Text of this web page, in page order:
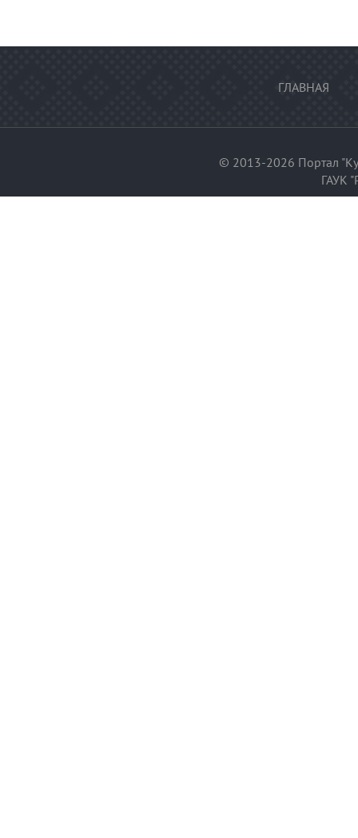
ГЛАВНАЯ
© 2013-2026 Портал
ГАУК